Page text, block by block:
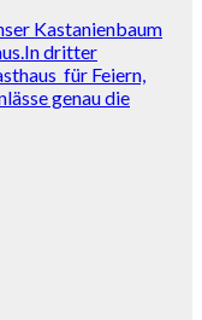
Kastanienbaum
dritter
für Feiern,
genau die